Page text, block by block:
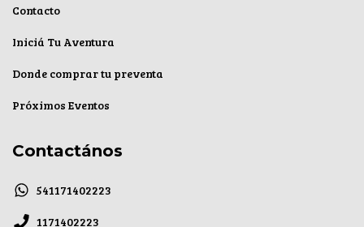
Contacto
Iniciá Tu Aventura
Donde comprar tu preventa
Próximos Eventos
Contactános
541171402223
1171402223